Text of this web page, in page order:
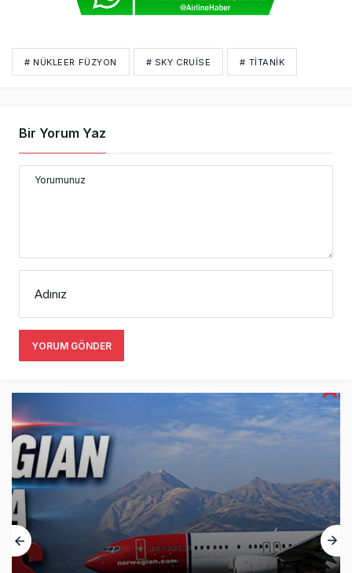
# NÜKLEER FÜZYON # SKY CRUISE # TITANIK
Bir Yorum Yaz
Yorumunuz
Adınız
YORUM GÖNDER